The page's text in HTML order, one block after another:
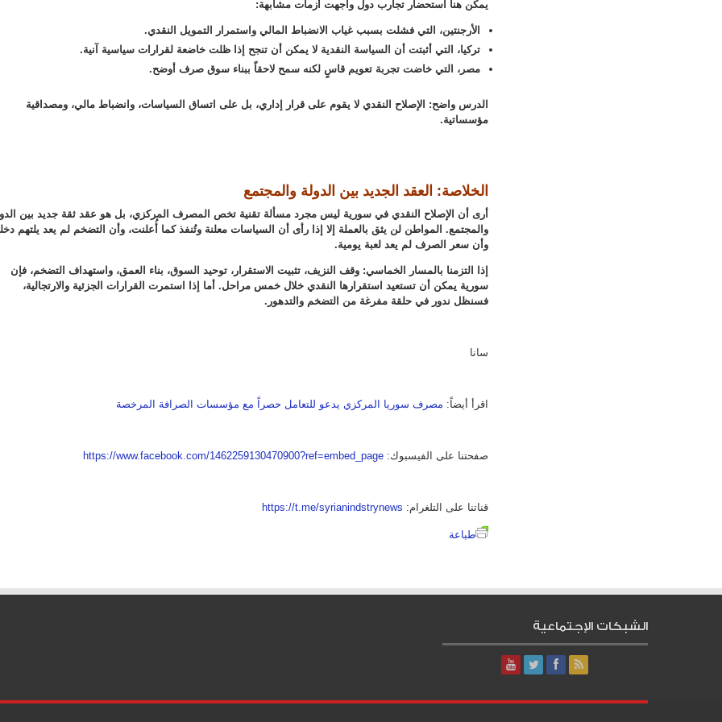
يمكن هنا استحضار تجارب دول واجهت أزمات مشابهة:
الأرجنتين، التي فشلت بسبب غياب الانضباط المالي واستمرار التمويل النقدي.
تركيا، التي أثبتت أن السياسة النقدية لا يمكن أن تنجح إذا ظلت خاضعة لقرارات سياسية آنية.
مصر، التي خاضت تجربة تعويم قاسٍ لكنه سمح لاحقاً ببناء سوق صرف أوضح.
الدرس واضح: الإصلاح النقدي لا يقوم على قرار إداري، بل على اتساق السياسات، وانضباط مالي، ومصداقية
مؤسساتية.
الخلاصة: العقد الجديد بين الدولة والمجتمع
أرى أن الإصلاح النقدي في سورية ليس مجرد مسألة تقنية تخص المصرف المركزي، بل هو عقد ثقة جديد بين
والمجتمع. المواطن لن يثق بالعملة إلا إذا رأى أن السياسات معلنة وتُنفذ كما أُعلنت، وأن التضخم لم يعد يلتهم
وأن سعر الصرف لم يعد لعبة يومية.
إذا التزمنا بالمسار الخماسي: وقف النزيف، تثبيت الاستقرار، توحيد السوق، بناء العمق، واستهداف التضخم، فإن
سورية يمكن أن تستعيد استقرارها النقدي خلال خمس مراحل. أما إذا استمرت القرارات الجزئية والارتجالية،
فسنظل ندور في حلقة مفرغة من التضخم والتدهور.
سانا
اقرأ أيضاً: مصرف سوريا المركزي يدعو للتعامل حصراً مع مؤسسات الصرافة المرخصة
صفحتنا على الفيسبوك: https://www.facebook.com/1462259130470900?ref=embed_page
قناتنا على التلغرام: https://t.me/syrianindstrynews
طباعة
الشبكات الإجتماعية